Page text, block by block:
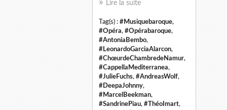
Lire la suite
Tag(s) : #Musiquebaroque,
#Opéra, #Opérabaroque,
#AntoniaBembo,
#LeonardoGarciaAlarcon,
#ChœurdeChambredeNamur,
#CappellaMediterranea,
#JulieFuchs, #AndreasWolf,
#DeepaJohnny,
#MarcelBeekman,
#SandrinePiau, #ThéoImart,